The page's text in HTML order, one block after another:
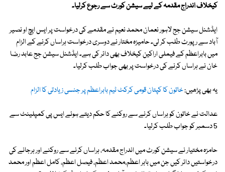
کیخلاف اندراج مقدمہ کے لیے سیشن کورٹ سے رجوع کرلیا۔
ایڈشنل سیشن جج لاہور نعمان محمد نعیم نے مقدمے کی درخواست پر ایس ایچ او نصیر
آباد سے رپورٹ طلب کر لی۔ حامیزہ مختار نے دوسری درخواست ہراساں کرنے کے الزام
میں بابراعظم کے فیملی اراکین کیخلاف بھی دائر کی ہے۔ ایڈشنل سیشن جج عابد رضا
خان نے ہراساں کرنے کی درخواست پر بھی جواب طلب کرلیا۔
یہ بھی پڑھیں:خاتون کا کپتان قومی کرکٹ ٹیم بابراعظم پر جنسی زیادتی کا الزام
عدالت نے خاتون کو ہراساں کرنے سے روکنے کا حکم دیتے ہوئے ایس پی کمپلینٹ سے
5 دسمبر کو جواب طلب کرلیا۔
حامزہ مختیار نے سیشن کورٹ میں اندراج مقدمہ، ہراساں کرنے سے روکنے اور ہرجانے کی
درخواستیں دائر کیں جن میں بابر اعظم،محمد اعظم، فیصل اعظم، کامل اعظم اور محمد